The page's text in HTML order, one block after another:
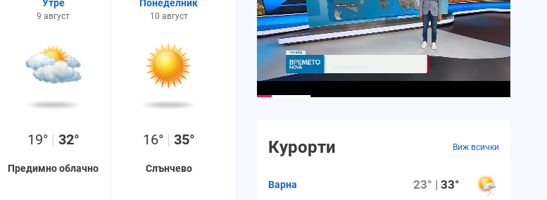
Утре
9 август
19° | 32°
Предимно облачно
Понеделник
10 август
16° | 35°
Слънчево
Курорти Виж всички
Варна 23° |33°